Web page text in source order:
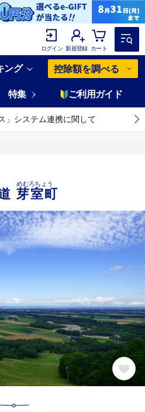
ログイン 新規登録 カート
ング 控除額を調べる
特集 ご利用ガイド
」システム連携に関して
芽室町
めむろちょう